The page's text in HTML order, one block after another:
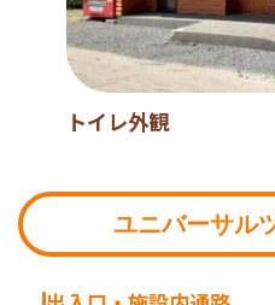
トイレ外観
ユニバーサル